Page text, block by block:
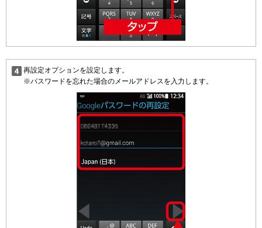
再設定オプションを設定します。
※パスワードを忘れた場合のメールアドレスを入力します。